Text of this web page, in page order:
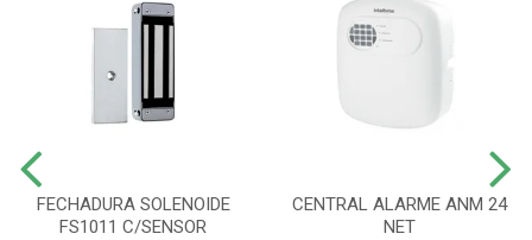
FECHADURA SOLENOIDE
FS1011 C/SENSOR
CENTRAL ALARME ANM 24
NET